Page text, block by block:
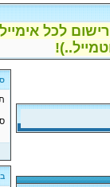
לכל אימייל